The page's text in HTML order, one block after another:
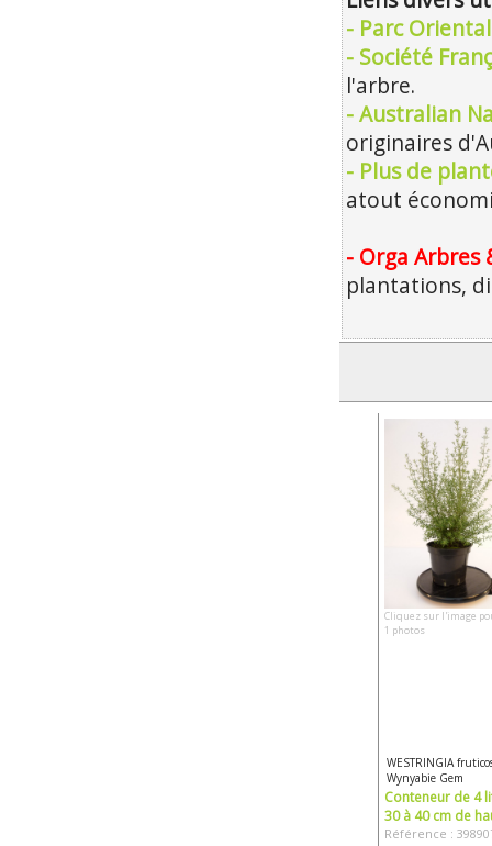
- Parc
- Société
l'arbre.
- Australian
originaires
- Plus de
atout
- Orga Arbres
plantations,
Cliquez sur l'image
1 photos
WESTRINGIA
Wynyabie Gem
Conteneur de 4
30 à 40 cm de
Référence :